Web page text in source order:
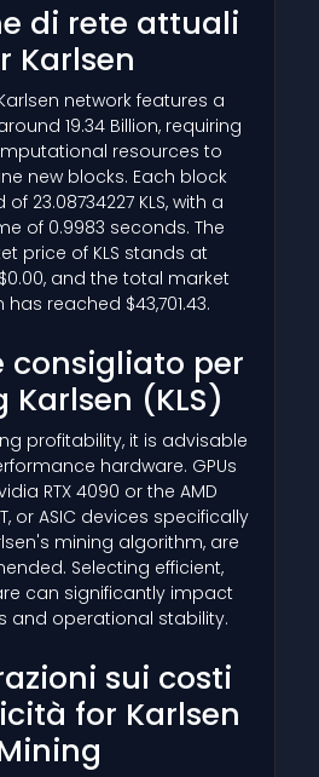
di rete attuali
Karlsen
network features a
19.34 Billion, requiring
resources to
new blocks. Each block
23.08734227 KLS, with a
of 0.9983 seconds. The
price of KLS stands at
and the total market
reached $43,701.43.
consigliato per
Karlsen (KLS)
profitability, it is advisable
hardware. GPUs
RTX 4090 or the AMD
or ASIC devices specifically
mining algorithm, are
Selecting efficient,
can significantly impact
and operational stability.
sui costi
for Karlsen